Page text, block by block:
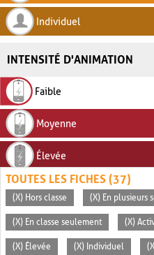
Individuel
INTENSITÉ D'ANIMATION
Faible
Moyenne
Élevée
TOUTES LES FICHES (37)
(X) Hors classe (X) En plusieurs
(X) En classe seulement (X)
(X) Élevée (X) Individuel